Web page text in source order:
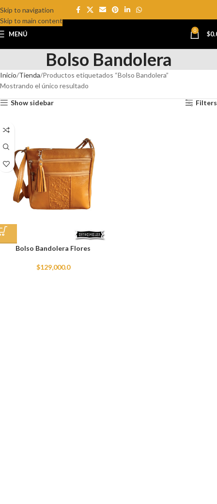
Skip to navigation
Skip to main content
MENÚ 0 $
Bolso Bandolera
Inicio Tienda Productos etiquetados “Bolso Bandolera”
Mostrando el único resultado
Show sidebar Filters
Bolso Bandolera Flores
$129,000.0